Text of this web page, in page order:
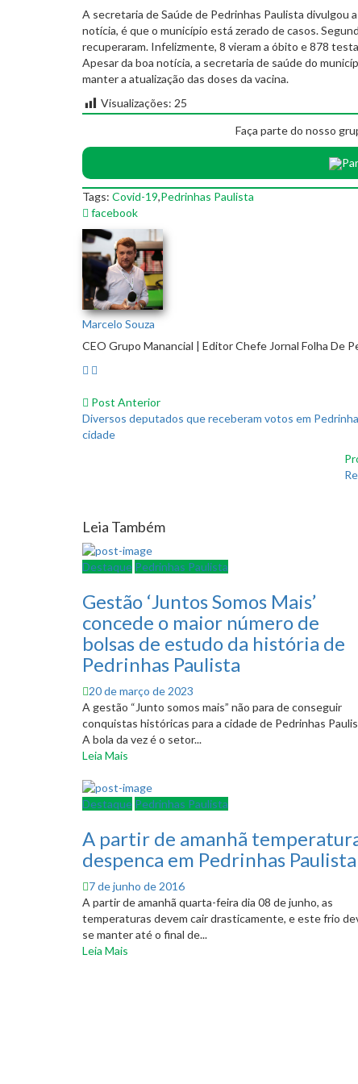
A secretaria de Saúde de Pedrinhas Paulista divulgou
notícia, é que o município está zerado de casos.
recuperaram. Infelizmente, 8 vieram a óbito e 878
Apesar da boa notícia, a secretaria de saúde do
manter a atualização das doses da vacina.
Visualizações: 25
Faça parte do nosso
Tags: Covid-19,Pedrinhas Paulista
facebook
Marcelo Souza
CEO Grupo Manancial | Editor Chefe Jornal Folha De
Post Anterior
Diversos deputados que receberam votos em
cidade
Leia Também
Destaque Pedrinhas Paulista
Gestão ‘Juntos Somos Mais’
concede o maior número de
bolsas de estudo da história de
Pedrinhas Paulista
Posted
on
20 de março de 2023
A gestão “Junto somos mais” não para de conseguir
conquistas históricas para a cidade de Pedrinhas
A bola da vez é o setor...
Leia Mais
Destaque Pedrinhas Paulista
A partir de amanhã
despenca em Pedrinhas Paulista
Posted
on
7 de junho de 2016
A partir de amanhã quarta-feira dia 08 de junho, as
temperaturas devem cair drasticamente, e este frio
se manter até o final de...
Leia Mais